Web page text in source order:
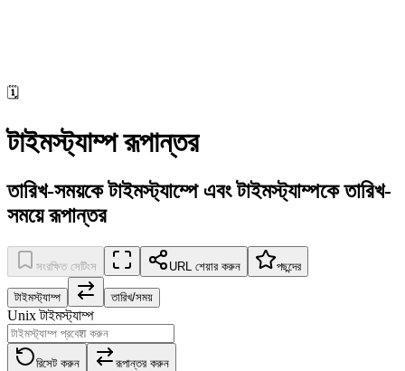
🗓️
টাইমস্ট্যাম্প রূপান্তর
তারিখ-সময়কে টাইমস্ট্যাম্পে এবং টাইমস্ট্যাম্পকে তারিখ-
সময়ে রূপান্তর
সংরক্ষিত সেটিংস URL শেয়ার করুন পছন্দের
টাইমস্ট্যাম্প তারিখ/সময়
Unix টাইমস্ট্যাম্প
রিসেট করুন রূপান্তর করুন